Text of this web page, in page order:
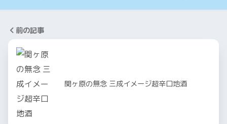
前の記事
関ヶ原の無念 三成イメージ超辛口地酒